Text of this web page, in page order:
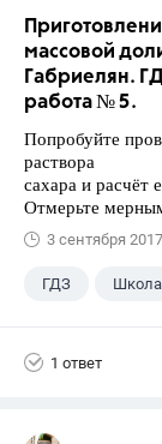
массовой
Габриелян.
работа № 5.
Попробуйте
раствора
сахара и расчёт
Отмерьте
3 сентября 2017
ГДЗ Школа
1 ответ